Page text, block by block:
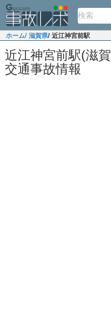
ホーム/ 滋賀県/ 近江神宮前駅
近江神宮前駅(滋
交通事故情報